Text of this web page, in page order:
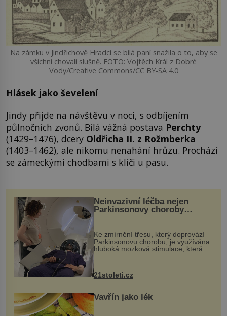
Na zámku v Jindřichově Hradci se bílá paní snažila o to, aby se
všichni chovali slušně. FOTO: Vojtěch Král z Dobré
Vody/Creative Commons/CC BY-SA 4.0
Hlásek jako ševelení
Jindy přijde na návštěvu v noci, s odbíjením
půlnočních zvonů. Bílá vážná postava Perchty
(1429–1476), dcery Oldřicha II. z Rožmberka
(1403–1462), ale nikomu nenahání hrůzu. Prochází
se zámeckými chodbami s klíči u pasu.
Neinvazivní léčba nejen
Parkinsonovy choroby
Ke zmírnění třesu, který doprovází
Parkinsonovu chorobu, je využívána
hluboká mozková stimulace, která
však vyžaduje vysoce invazivní
zákrok. Ultrazvuk zase není vhodný
k dostatečně přesnému zacílení ...
21stoleti.cz
Vavřín jako lék